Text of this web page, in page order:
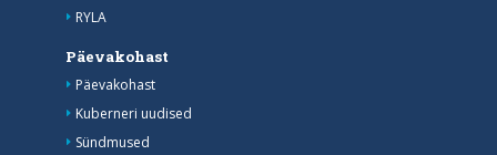
RYLA
Päevakohast
Päevakohast
Kuberneri uudised
Sündmused